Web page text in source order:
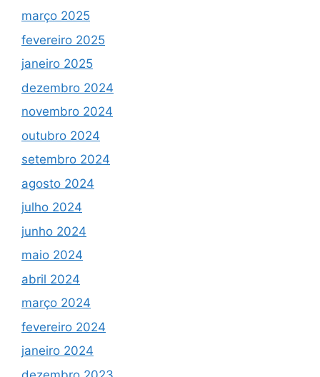
março 2025
fevereiro 2025
janeiro 2025
dezembro 2024
novembro 2024
outubro 2024
setembro 2024
agosto 2024
julho 2024
junho 2024
maio 2024
abril 2024
março 2024
fevereiro 2024
janeiro 2024